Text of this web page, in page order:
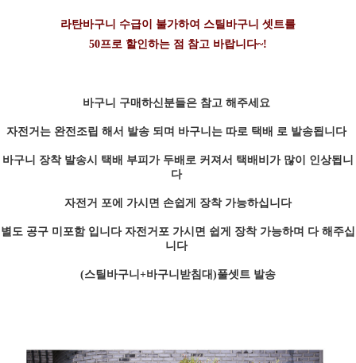
라탄바구니 수급이 불가하여 스틸바구니 셋트를
50프로 할인하는 점 참고 바랍니다~!
바구니 구매하신분들은 참고 해주세요
자전거는 완전조립 해서 발송 되며 바구니는 따로 택배 로 발송됩니다
바구니 장착 발송시 택배 부피가 두배로 커져서 택배비가 많이 인상됩니
다
자전거 포에 가시면 손쉽게 장착 가능하십니다
별도 공구 미포함 입니다 자전거포 가시면 쉽게 장착 가능하며 다 해주십
니다
(스틸바구니+바구니받침대)풀셋트 발송